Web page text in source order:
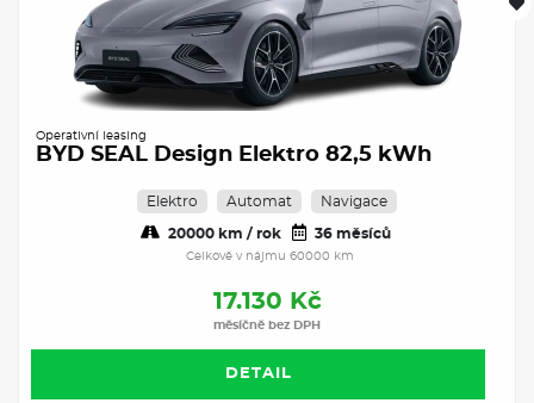
Operativní leasing
BYD SEAL Design Elektro 82,5 kWh
Elektro Automat Navigace
20000 km / rok 36 měsíců
Celkově v nájmu 60000 km
17.130 Kč
měsíčně bez DPH
DETAIL